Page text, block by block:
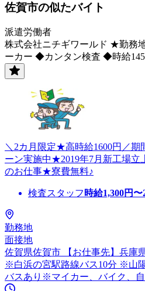
佐賀市の似たバイト
派遣労働者
株式会社ニチギワールド ★勤務
ーカー ◆カンタン検査 ◆時給
＼2カ月限定★高時給1600円／期
ーン実施中★2019年7月新工場立
のお仕事★寮費無料♪
検査スタッフ 時給1,300円〜
勤務地
面接地
佐賀県佐賀市 【お仕事先】兵庫
※白浜の宮駅路線バス10分 ※山
バスあり※マイカー、バイク、